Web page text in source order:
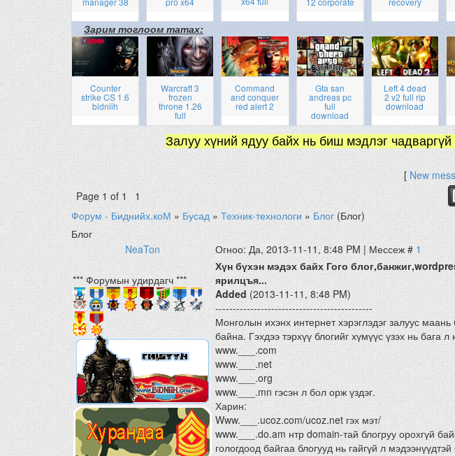
Зарим тоглоом татах:
Counter
strike CS 1.6
bidniih
Warcraft 3
frozen
throne 1.26
full
Command
and conquer
red alert 2
Gta san
andreas pc
full
download
Left 4 dead
2 v2 full rip
download
Залуу хүний ядуу байх нь биш мэдлэг чадваргүй
[New
Page1of1
1
Форум - Биднийх.коМ » Бусад » Техник-технологи » Блог (Блог)
Блог
NeaTon
Огноо: Да, 2013-11-11, 8:48 PM | Мессеж #1
*** Форумын удирдагч ***
Хүн бүхэн мэдэх байх Гого
ярилцъя...
Added(2013-11-11, 8:48 PM)
---------------------------------------------
Монголын ихэнх интернет хэрэглэдэг залуус
байна. Гэхдээ тэрхүү блогийг хүмүүс үзэх нь бага
www.___.com
www.___.net
www.___.org
www.___.mn гэсэн л бол орж үздэг.
Харин:
Www.___.ucoz.com/ucoz.net гэх мэт/
www.___.do.am нтр domain-тай блогруу орохгүй
гологдоод байгаа блогууд нь гайгүй л